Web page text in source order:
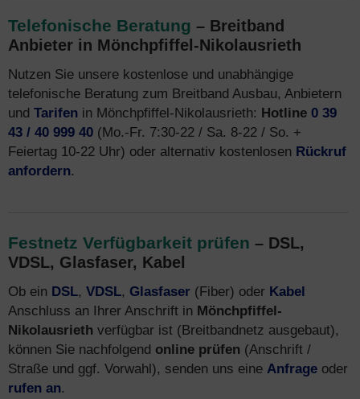
Telefonische Beratung – Breitband
Anbieter in Mönchpfiffel-Nikolausrieth
Nutzen Sie unsere kostenlose und unabhängige
telefonische Beratung zum Breitband Ausbau, Anbietern
und Tarifen in Mönchpfiffel-Nikolausrieth: Hotline 0 39
43 / 40 999 40 (Mo.-Fr. 7:30-22 / Sa. 8-22 / So. +
Feiertag 10-22 Uhr) oder alternativ kostenlosen Rückruf
anfordern.
Festnetz Verfügbarkeit prüfen – DSL,
VDSL, Glasfaser, Kabel
Ob ein DSL, VDSL, Glasfaser (Fiber) oder Kabel
Anschluss an Ihrer Anschrift in Mönchpfiffel-
Nikolausrieth verfügbar ist (Breitbandnetz ausgebaut),
können Sie nachfolgend online prüfen (Anschrift /
Straße und ggf. Vorwahl), senden uns eine Anfrage oder
rufen an.